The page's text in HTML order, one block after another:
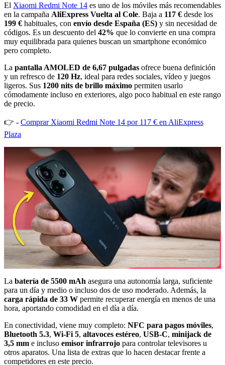
El Xiaomi Redmi Note 14 es uno de los móviles más recomendables
en la campaña AliExpress Vuelta al Cole. Baja a 117 € desde los
199 € habituales, con envío desde España (ES) y sin necesidad de
códigos. Es un descuento del 42% que lo convierte en una compra
muy equilibrada para quienes buscan un smartphone económico
pero completo.
La pantalla AMOLED de 6,67 pulgadas ofrece buena definición
y un refresco de 120 Hz, ideal para redes sociales, vídeo y juegos
ligeros. Sus 1200 nits de brillo máximo permiten usarlo
cómodamente incluso en exteriores, algo poco habitual en este rango
de precio.
👉 - Comprar Xiaomi Redmi Note 14 por 117 € en AliExpress
Plaza
La batería de 5500 mAh asegura una autonomía larga, suficiente
para un día y medio o incluso dos de uso moderado. Además, la
carga rápida de 33 W permite recuperar energía en menos de una
hora, aportando comodidad en el día a día.
En conectividad, viene muy completo: NFC para pagos móviles,
Bluetooth 5.3, Wi-Fi 5, altavoces estéreo, USB-C, minijack de
3,5 mm e incluso emisor infrarrojo para controlar televisores u
otros aparatos. Una lista de extras que lo hacen destacar frente a
competidores en este precio.